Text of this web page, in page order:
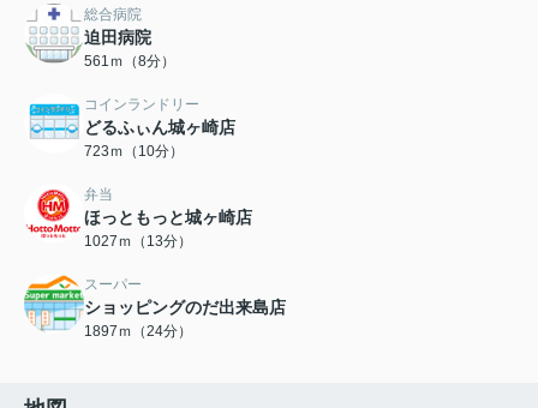
総合病院
迫田病院
561ｍ（8分）
コインランドリー
どるふぃん城ヶ崎店
723ｍ（10分）
弁当
ほっともっと城ヶ崎店
1027ｍ（13分）
スーパー
ショッピングのだ出来島店
1897ｍ（24分）